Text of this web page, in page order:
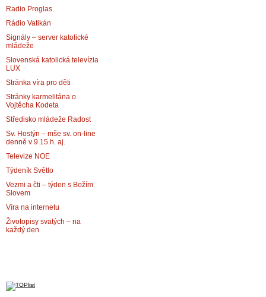
Radio Proglas
Rádio Vatikán
Signály – server katolické
mládeže
Slovenská katolická televízia
LUX
Stránka víra pro děti
Stránky karmelitána o.
Vojtěcha Kodeta
Středisko mládeže Radost
Sv. Hostýn – mše sv. on-line
denně v 9.15 h. aj.
Televize NOE
Týdeník Světlo
Vezmi a čti – týden s Božím
Slovem
Víra na internetu
Životopisy svatých – na
každý den